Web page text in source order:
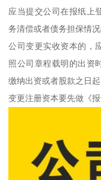
应当提交公司在报纸上
务清偿或者债务担保情况
公司变更实收资本的，
照公司章程载明的出资
缴纳出资或者股款之日起
变更注册资本要先做《报